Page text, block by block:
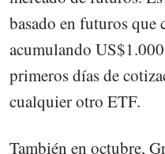
basado en futuros que
acumulando
primeros días de
cualquier otro ETF.
También en octubre,